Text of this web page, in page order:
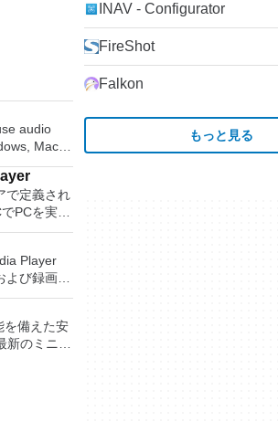
audio
Mac
operating
to:
or CDs.
AIFF
effects
ins. And more!
で定義され
PCを実行
料のデス
プリケー
、
、また
仮想マシン
機能は次
に実行しま
Player
び録画し
存して楽し
。 再
めのポータ
には家中
を備えた安
のミニマ
INAV - Configurator
FireShot
Falkon
もっと見る